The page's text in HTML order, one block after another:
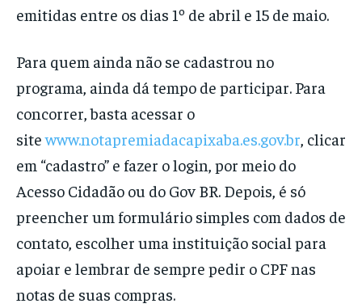
emitidas entre os dias 1º de abril e 15 de maio.
Para quem ainda não se cadastrou no
programa, ainda dá tempo de participar. Para
concorrer, basta acessar o
site www.notapremiadacapixaba.es.gov.br, clicar
em “cadastro” e fazer o login, por meio do
Acesso Cidadão ou do Gov BR. Depois, é só
preencher um formulário simples com dados de
contato, escolher uma instituição social para
apoiar e lembrar de sempre pedir o CPF nas
notas de suas compras.